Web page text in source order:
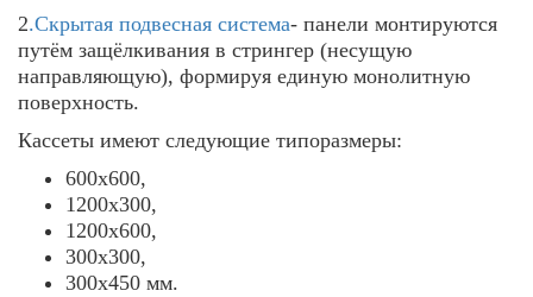
2.Скрытая подвесная система- панели монтируются
путём защёлкивания в стрингер (несущую
направляющую), формируя единую монолитную
поверхность.
Кассеты имеют следующие типоразмеры:
600х600,
1200х300,
1200х600,
300х300,
300х450 мм.